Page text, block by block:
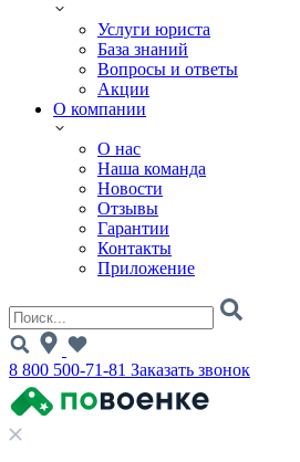
Услуги юриста
База знаний
Вопросы и ответы
Акции
О компании
О нас
Наша команда
Новости
Отзывы
Гарантии
Контакты
Приложение
8 800 500-71-81 Заказать звонок